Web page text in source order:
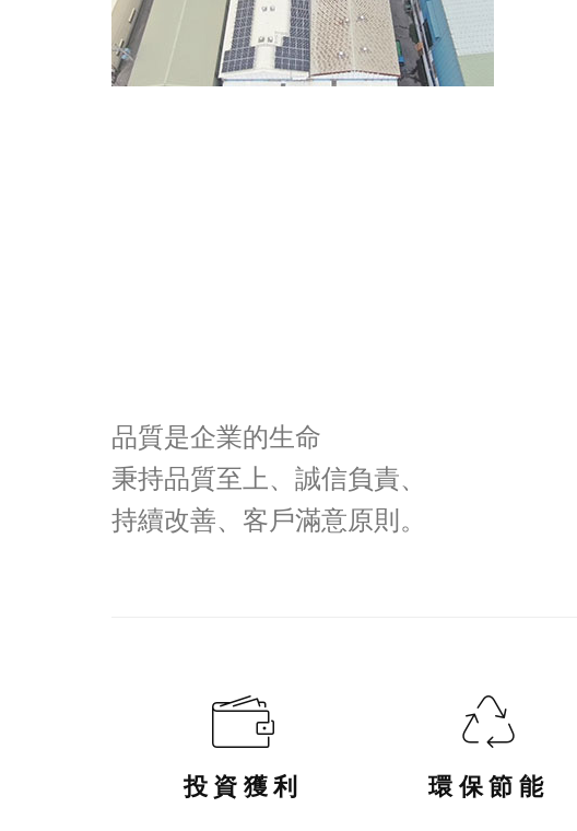
品質是企業的生命
秉持品質至上、誠信負責、
持續改善、客戶滿意原則。
投資獲利 環保節能